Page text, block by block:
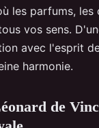
les parfums,
vos sens.
avec l'esprit
harmonie.
de